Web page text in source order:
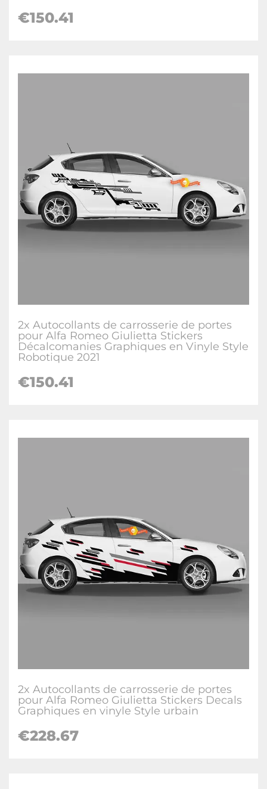
€150.41
2x Autocollants de carrosserie de portes
pour Alfa Romeo Giulietta Stickers
Décalcomanies Graphiques en Vinyle Style
Robotique 2021
€150.41
2x Autocollants de carrosserie de portes
pour Alfa Romeo Giulietta Stickers Decals
Graphiques en vinyle Style urbain
€228.67